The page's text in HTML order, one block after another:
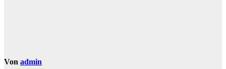
Von admin